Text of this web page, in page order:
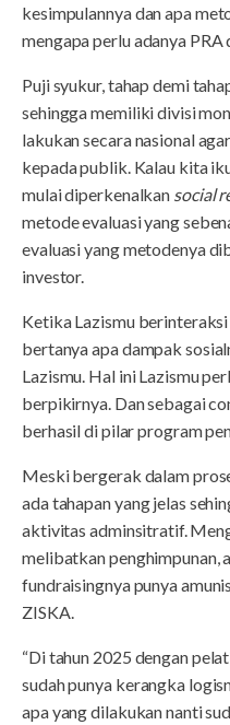
kesimpulannya dan apa
mengapa perlu adanya PRA
Puji syukur, tahap demi
sehingga memiliki divisi
lakukan secara nasional
kepada publik. Kalau kita
mulai diperkenalkan social
metode evaluasi yang
evaluasi yang metodenya
investor.
Ketika Lazismu berinteraksi
bertanya apa dampak
Lazismu. Hal ini Lazismu
berpikirnya. Dan sebagai
berhasil di pilar program
Meski bergerak dalam
ada tahapan yang jelas
aktivitas adminsitratif.
melibatkan penghimpunan,
fundraisingnya punya
ZISKA.
“Di tahun 2025 dengan
sudah punya kerangka
apa yang dilakukan nanti